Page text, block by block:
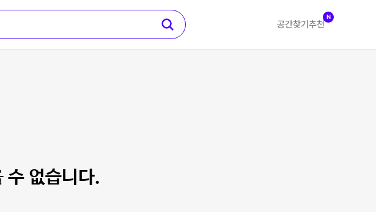
공간찾기 추천
N
수 없습니다.